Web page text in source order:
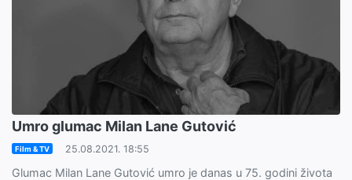
Umro glumac Milan Lane Gutović
Film & TV 25.08.2021. 18:55
Glumac Milan Lane Gutović umro je danas u 75. godini života